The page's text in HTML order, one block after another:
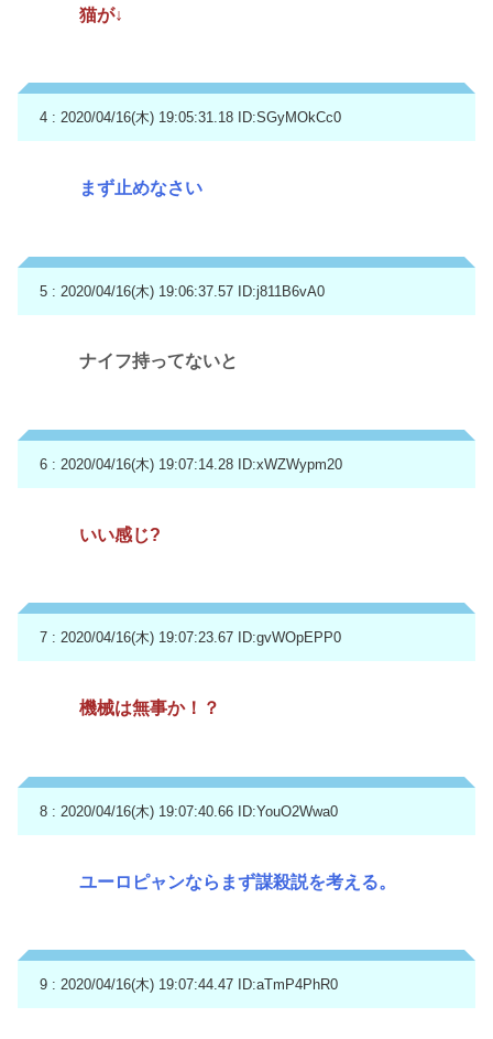
猫が↓
4 : 2020/04/16(木) 19:05:31.18 ID:SGyMOkCc0
まず止めなさい
5 : 2020/04/16(木) 19:06:37.57 ID:j811B6vA0
ナイフ持ってないと
6 : 2020/04/16(木) 19:07:14.28 ID:xWZWypm20
いい感じ?
7 : 2020/04/16(木) 19:07:23.67 ID:gvWOpEPP0
機械は無事か！？
8 : 2020/04/16(木) 19:07:40.66 ID:YouO2Wwa0
ユーロピャンならまず謀殺説を考える。
9 : 2020/04/16(木) 19:07:44.47 ID:aTmP4PhR0